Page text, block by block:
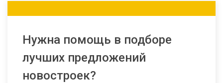
Нужна помощь в подборе
лучших предложений
новостроек?